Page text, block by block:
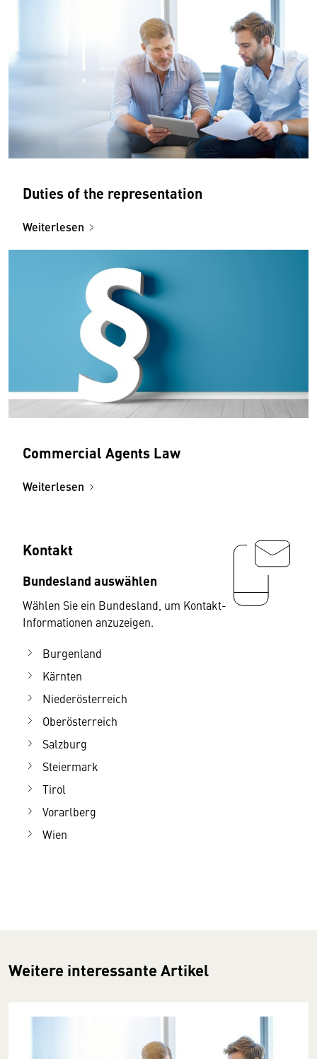
Duties of the representation
Weiterlesen
Commercial Agents Law
Weiterlesen
Kontakt
Bundesland auswählen
Wählen Sie ein Bundesland, um Kontakt-
Informationen anzuzeigen.
Burgenland
Kärnten
Niederösterreich
Oberösterreich
Salzburg
Steiermark
Tirol
Vorarlberg
Wien
Weitere interessante Artikel